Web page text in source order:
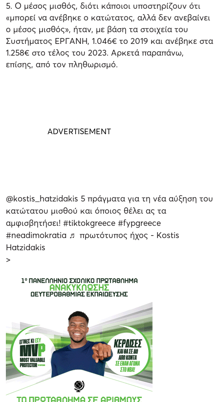
5. Ο μέσος μισθός, διότι κάποιοι υποστηρίζουν ότι
«μπορεί να ανέβηκε ο κατώτατος, αλλά δεν ανεβαίνει
ο μέσος μισθός», ήταν, με βάση τα στοιχεία του
Συστήματος ΕΡΓΑΝΗ, 1.046€ το 2019 και ανέβηκε στα
1.258€ στο τέλος του 2023. Αρκετά παραπάνω,
επίσης, από τον πληθωρισμό.
@kostis_hatzidakis 5 πράγματα για τη νέα αύξηση του
κατώτατου μισθού και όποιος θέλει ας τα
αμφισβητήσει! #tiktokgreece #fypgreece
#neadimokratia ♬ πρωτότυπος ήχος - Kostis
Hatzidakis
>